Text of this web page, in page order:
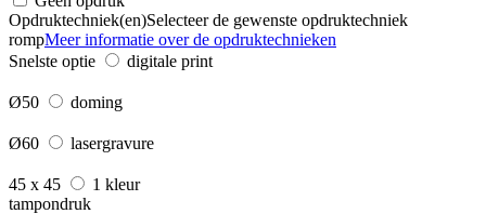
Opdruktechniek(en)Selecteer de gewenste opdruktechniek
rompMeer informatie over de opdruktechnieken
Snelste optie
digitale print
Ø50 doming
Ø60 lasergravure
45 x 45
1 kleur
tampondruk